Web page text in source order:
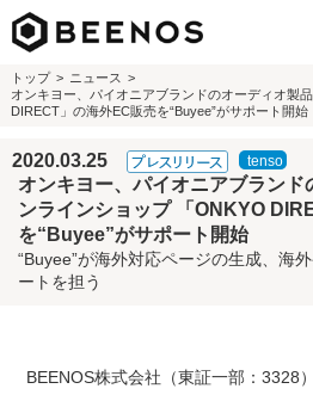
トップ
ニュース
オンキヨー、パイオニアブランドのオーディオ製
DIRECT」の海外EC販売を“Buyee”がサポート開始
2020.03.25
オンキヨー、パイオニアブランド
ンラインショップ 「ONKYO
を“Buyee”がサポート開始
“Buyee”が海外対応ページの生成、海
ートを担う
BEENOS株式会社（東証一部：3328